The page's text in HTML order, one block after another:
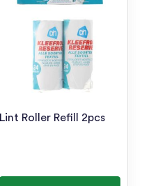
Lint Roller Refill 2pcs